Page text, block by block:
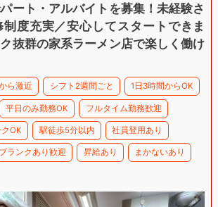
ート・アルバイトを募集！未経験さ
度充実／安心してスタートできま
抜群の家系ラーメン店で楽しく働け
ら激近 シフト2週間ごと 1日3時間からOK
平日のみ勤務OK フルタイム勤務歓迎
OK 駅徒歩5分以内 社員登用あり
ブランクあり歓迎 昇給あり まかないあり